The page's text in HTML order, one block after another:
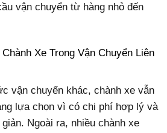
vận chuyển từ hàng nhỏ đến
Xe Trong Vận Chuyển Liên
vận chuyển khác, chành xe vẫn
lựa chọn vì có chi phí hợp lý và
Ngoài ra, nhiều chành xe